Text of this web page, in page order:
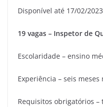
Disponível até 17/02/
19 vagas – Inspetor de
Escolaridade – ensino
Experiência – seis
Requisitos obrigatórios –